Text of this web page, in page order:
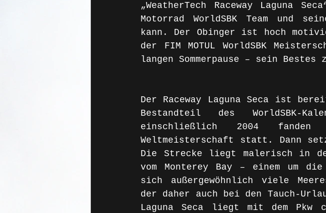
„WeatherTech Raceway Laguna
Motorrad WorldSBK Team und
kann. Der Obinger ist hoch
der FIM MOTUL WorldSBK
langen Sommerpause – sein Bestes
Der Raceway Laguna Seca ist
Bestandteil des WorldSBK-
einschließlich 2004
Weltmeisterschaft statt. Dann
Die Strecke liegt malerisch in
vom Monterey Bay – einem um
sich außergewöhnlich viele
der daher auch bei den Tauch-
Laguna Seca liegt mit dem Pkw